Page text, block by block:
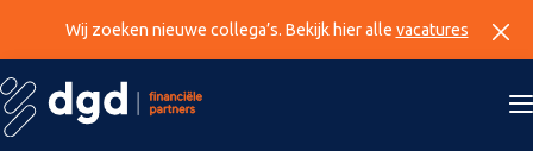
Wij zoeken nieuwe collega’s. Bekijk hier alle vacatures
22 augustus 2024